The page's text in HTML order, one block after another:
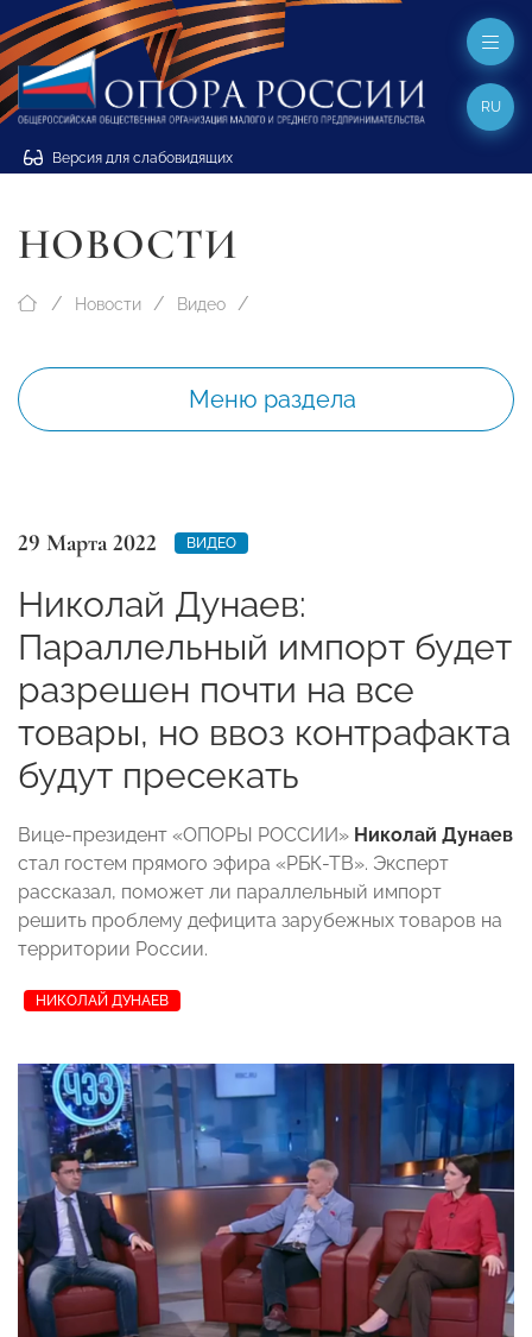
Версия для слабовидящих
RU
НОВОСТИ
Новости Видео
Меню раздела
29 Марта 2022 ВИДЕО
Николай Дунаев:
Параллельный импорт будет
разрешен почти на все
товары, но ввоз контрафакта
будут пресекать
Вице-президент «ОПОРЫ РОССИИ» Николай Дунаев
стал гостем прямого эфира «РБК-ТВ». Эксперт
рассказал, поможет ли параллельный импорт
решить проблему дефицита зарубежных товаров на
территории России.
НИКОЛАЙ ДУНАЕВ